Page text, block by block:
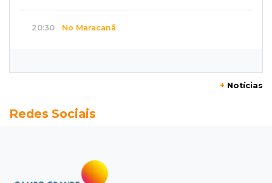
20:30 No Maracanã
Seleções em MS têm salários de até R$ 8,2 mil;
Jardim Itatiaia
Vigia é amarrado durante roubo de carro e
+ Notícias
Redes Sociais